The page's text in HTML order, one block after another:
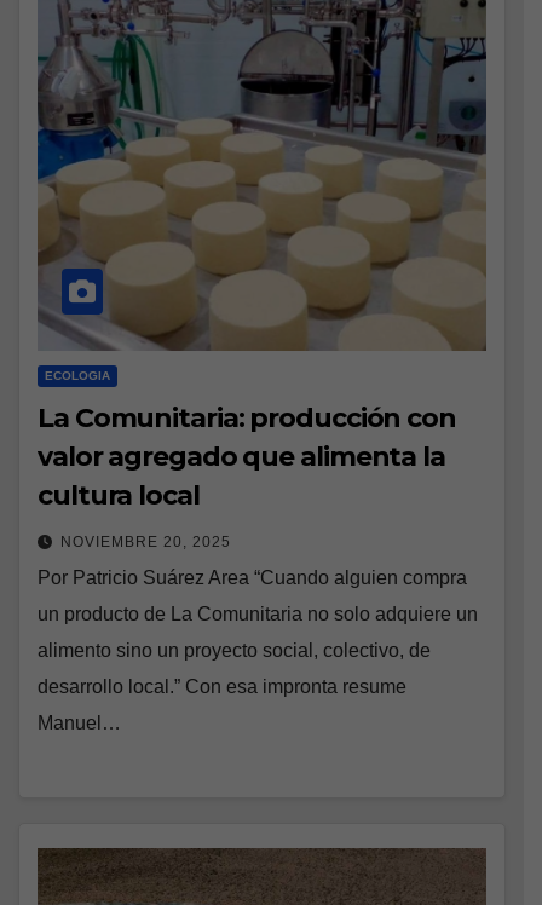
ECOLOGIA
La Comunitaria: producción con
valor agregado que alimenta la
cultura local
NOVIEMBRE 20, 2025
Por Patricio Suárez Area “Cuando alguien compra
un producto de La Comunitaria no solo adquiere un
alimento sino un proyecto social, colectivo, de
desarrollo local.” Con esa impronta resume
Manuel…